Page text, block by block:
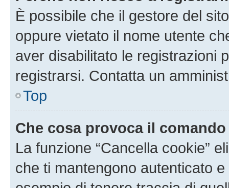
È possibile che il gestore del
oppure vietato il nome utente
aver disabilitato le registrazioni
registrarsi. Contatta un
Top
Che cosa provoca il
La funzione “Cancella cookie”
che ti mantengono autenticato